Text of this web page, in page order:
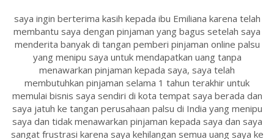
saya ingin berterima kasih kepada ibu Emiliana karena telah
membantu saya dengan pinjaman yang bagus setelah saya
menderita banyak di tangan pemberi pinjaman online palsu
yang menipu saya untuk mendapatkan uang tanpa
menawarkan pinjaman kepada saya, saya telah
membutuhkan pinjaman selama 1 tahun terakhir untuk
memulai bisnis saya sendiri di kota tempat saya berada dan
saya jatuh ke tangan perusahaan palsu di India yang menipu
saya dan tidak menawarkan pinjaman kepada saya dan saya
sangat frustrasi karena saya kehilangan semua uang saya ke